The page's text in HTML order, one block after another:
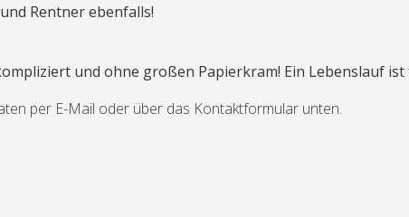
Rentner ebenfalls!
und ohne großen Papierkram! Ein Lebenslauf
per E-Mail oder über das Kontaktformular unten.